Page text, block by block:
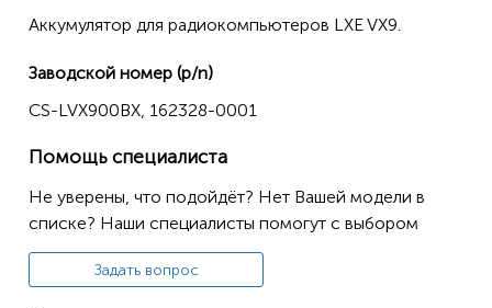
Аккумулятор для радиокомпьютеров LXE VX9.
Заводской номер (p/n)
CS-LVX900BX, 162328-0001
Помощь специалиста
Не уверены, что подойдёт? Нет Вашей модели в
списке? Наши специалисты помогут с выбором
Задать вопрос